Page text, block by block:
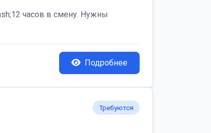
часов в смену. Нужны
Подробнее
Требуются